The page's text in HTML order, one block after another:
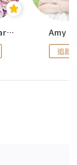
BeautySearch Amy
追蹤